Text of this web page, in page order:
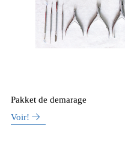
Pakket de demarage
Voir!